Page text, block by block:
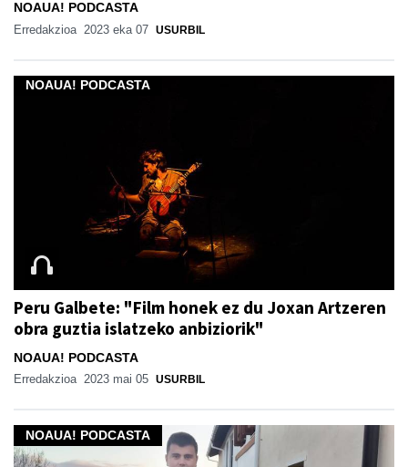
NOAUA! PODCASTA
Erredakzioa 2023 eka 07 USURBIL
NOAUA! PODCASTA
Peru Galbete: "Film honek ez du Joxan Artzeren
obra guztia islatzeko anbiziorik"
NOAUA! PODCASTA
Erredakzioa 2023 mai 05 USURBIL
NOAUA! PODCASTA